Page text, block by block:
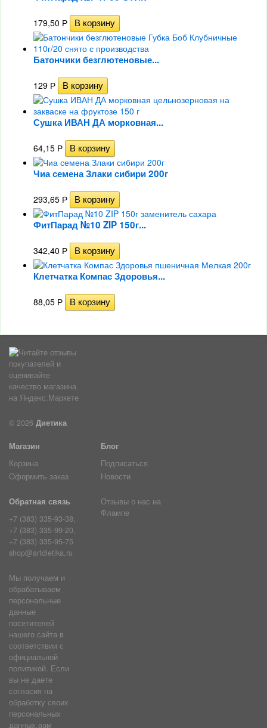
179,50 Р
Батончики безглютеновые...
129 Р
Сушка ИВАН ДА морковная...
64,15 Р
Чиа семена Злаки сибири 200г
293,65 Р
ФитПарад №10 ZIP 150г...
342,40 Р
Клетчатка Компас Здоровья...
88,05 Р
© 2026 Диетика
Магазин
Корзина
Оформить заказ
Блог
Подписаться
Новости
Обратная связь
+7 (383) 335-93-38,
+7 (383) 335-99-20,
+7 (383) 335-95-75
shop@artdietika.ru
Отзывы о нас на
Флампе
Мы получаем и
обрабатываем
персональные
данные
посетителей
нашего сайта в
соответствии с
официальной
политикой. Если
вы не даете
согласия на
обработку своих
персональных
данных,вам